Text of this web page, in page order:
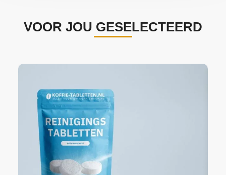
VOOR JOU GESELECTEERD